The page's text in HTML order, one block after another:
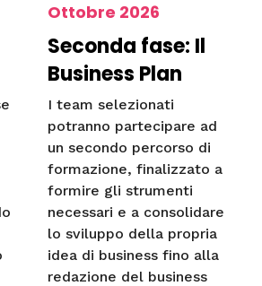
Ottobre 2026
Seconda fase: Il
Business Plan
I team selezionati
potranno partecipare ad
un secondo percorso di
formazione, finalizzato a
formire gli strumenti
necessari e a consolidare
lo sviluppo della propria
idea di business fino alla
redazione del business